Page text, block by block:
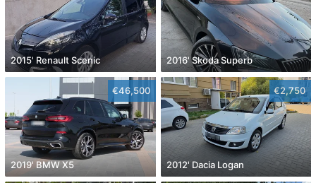
2015' Renault Scenic 2016' Skoda Superb
€46,500
2019' BMW X5
€2,750
2012' Dacia Logan